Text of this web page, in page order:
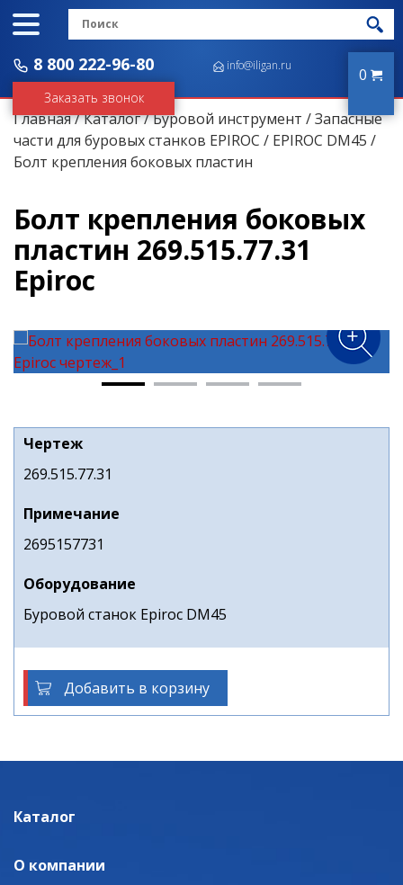
8 800 222-96-80
Заказать звонок
info@iligan.ru 0
Главная/Каталог/Буровой инструмент /Запасные
части для буровых станков EPIROC / EPIROC DM45 /
Болт крепления боковых пластин
Болт крепления боковых
пластин 269.515.77.31
Epiroc
Чертеж
269.515.77.31
Примечание
2695157731
Оборудование
Буровой станок Epiroc DM45
Добавить в корзину
Каталог
О компании